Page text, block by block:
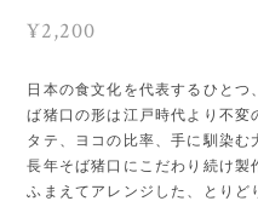
¥2,200
日本の食文化を代表するひと
ば猪口の形は江戸時代より不変
タテ、ヨコの比率、手に馴染む
長年そば猪口にこだわり続け製
ふまえてアレンジした、とりど